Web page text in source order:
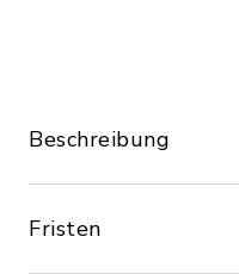
Beschreibung
Fristen